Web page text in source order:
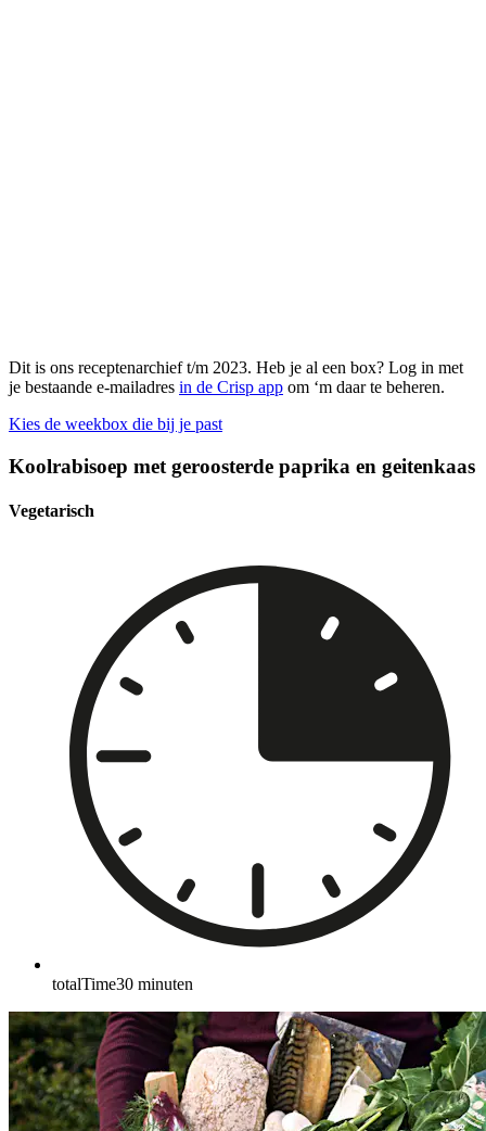
Dit is ons receptenarchief t/m 2023. Heb je al een box? Log in met
je bestaande e-mailadres in de Crisp app om ‘m daar te beheren.
Kies de weekbox die bij je past
Koolrabisoep met geroosterde paprika en geitenkaas
Vegetarisch
totalTime30 minuten